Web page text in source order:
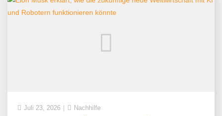
Juli 23, 2026 Nachhilfe